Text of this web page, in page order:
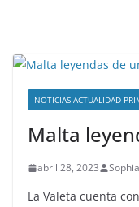
NOTICIAS ACTUALIDAD
Malta
abril 28, 2023 Sophia
La Valeta cuenta